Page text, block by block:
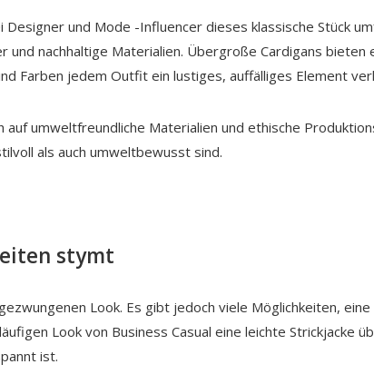
und Mode -Influencer dieses klassische Stück
nachhaltige Materialien. Übergroße Cardigans bieten
Farben jedem Outfit ein lustiges, auffälliges Element
umweltfreundliche Materialien und ethische
als auch umweltbewusst sind.
stymt
Look. Es gibt jedoch viele Möglichkeiten,
Look von Business Casual eine leichte Strickjacke
ist.